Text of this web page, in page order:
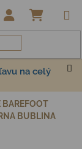
na celý
BAREFOOT
BUBLINA